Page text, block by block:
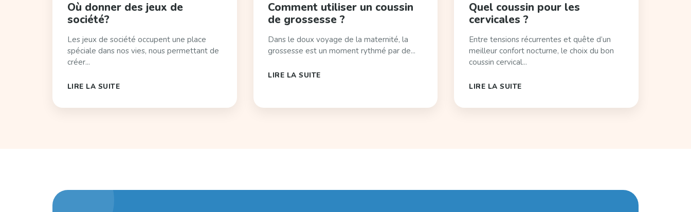
Où donner des jeux de
société?
Les jeux de société occupent une place
spéciale dans nos vies, nous permettant de
créer...
LIRE LA SUITE
Comment utiliser un coussin
de grossesse ?
Dans le doux voyage de la maternité, la
grossesse est un moment rythmé par de...
LIRE LA SUITE
Quel coussin pour les
cervicales ?
Entre tensions récurrentes et quête d’un
meilleur confort nocturne, le choix du bon
coussin cervical...
LIRE LA SUITE